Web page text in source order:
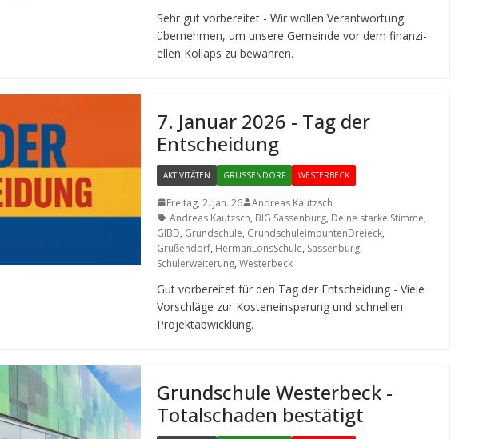
Sehr gut vor­be­rei­tet - Wir wol­len Ver­ant­wor­tung
über­neh­men, um unsere Gemeinde vor dem finan­zi­
el­len Kol­laps zu bewahren.
7. Januar 2026 - Tag der
Entscheidung
AKTIVITÄTEN GRUSSENDORF WESTERBECK
Freitag, 2. Jan. 26
Andreas Kautzsch
Andreas Kautzsch, BIG Sassenburg, Deine starke Stimme,
GIBD, Grundschule, GrundschuleimbuntenDreieck,
Grußendorf, HermanLönsSchule, Sassenburg,
Schulerweiterung, Westerbeck
Gut vor­be­rei­tet für den Tag der Ent­schei­dung - Viele
Vor­schläge zur Kos­ten­ein­spa­rung und schnel­len
Projektabwicklung.
Grund­schule Wes­ter­beck -
Total­scha­den bestätigt